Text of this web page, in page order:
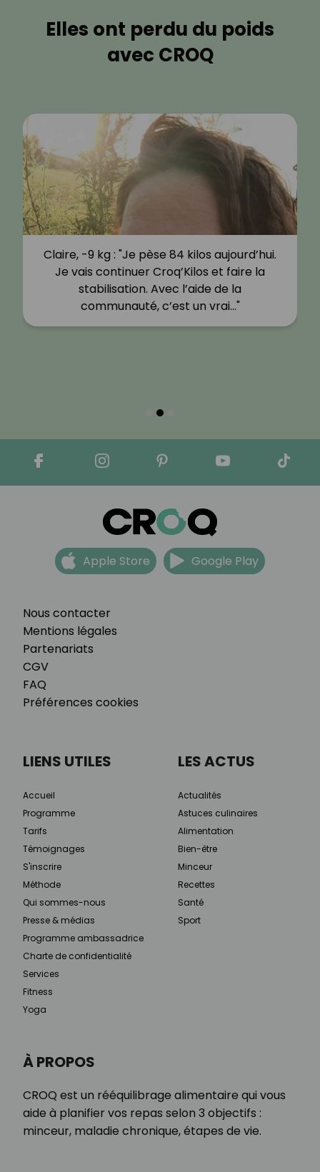
Elles ont perdu du poids
avec CROQ
Claire, -9 kg : "Je pèse 84 kilos aujourd’hui.
Je vais continuer Croq’Kilos et faire la
stabilisation. Avec l’aide de la
communauté, c’est un vrai…"
Nous contacter
Mentions légales
Partenariats
CGV
FAQ
Préférences cookies
Apple Store Google Play
À PROPOS
CROQ est un rééquilibrage alimentaire qui vous
aide à planifier vos repas selon 3 objectifs :
minceur, maladie chronique, étapes de vie.
LIENS UTILES
Accueil
Programme
Tarifs
Témoignages
S'inscrire
Méthode
Qui sommes-nous
Presse & médias
Programme ambassadrice
Charte de confidentialité
Services
Fitness
Yoga
LES ACTUS
Actualités
Astuces culinaires
Alimentation
Bien-être
Minceur
Recettes
Santé
Sport